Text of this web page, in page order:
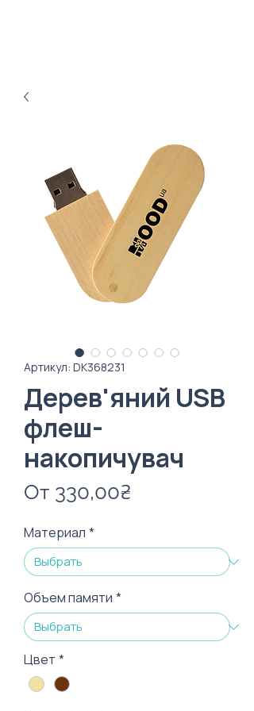
Артикул: DК368231
Дерев'яний USB
флеш-
накопичувач
От 330,00₴
Материал *
Объем памяти *
Цвет *